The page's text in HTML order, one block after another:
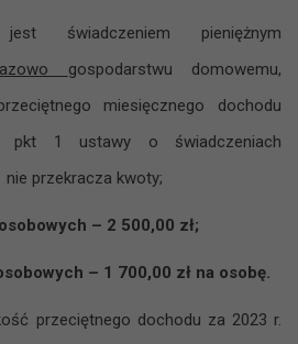
świadczeniem pieniężnym
gospodarstwu domowemu,
miesięcznego dochodu
1 ustawy o świadczeniach
nie przekracza kwoty;
– 2 500,00 zł;
– 1 700,00 zł na osobę.
przeciętnego dochodu za 2023 r.